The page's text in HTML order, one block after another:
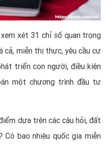
xét 31 chỉ số quan trọng
cả, miễn thị thực, yêu cầu cư
triển con người, điều kiện
một chương trình đầu tư
dựa trên các câu hỏi, đất
Có bao nhiêu quốc gia miễn